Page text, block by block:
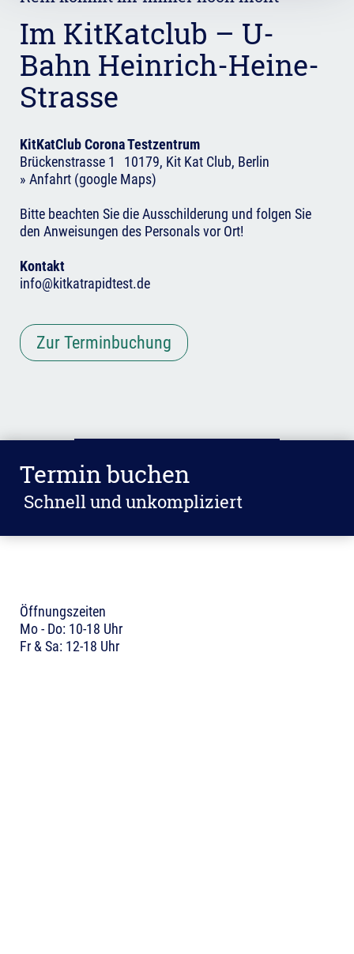
Im KitKatclub – U-
Bahn Heinrich-Heine-
Strasse
KitKatClub Corona Testzentrum
Brückenstrasse 1 10179, Kit Kat Club, Berlin
» Anfahrt (google Maps)
Bitte beachten Sie die Ausschilderung und folgen Sie
den Anweisungen des Personals vor Ort!
Kontakt
info@kitkatrapidtest.de
Zur Terminbuchung
Termin buchen
Schnell und unkompliziert
Öffnungszeiten
Mo - Do: 10-18 Uhr
Fr & Sa: 12-18 Uhr